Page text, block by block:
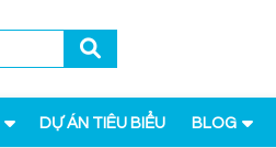
DỰ ÁN TIÊU BIỂU BLOG